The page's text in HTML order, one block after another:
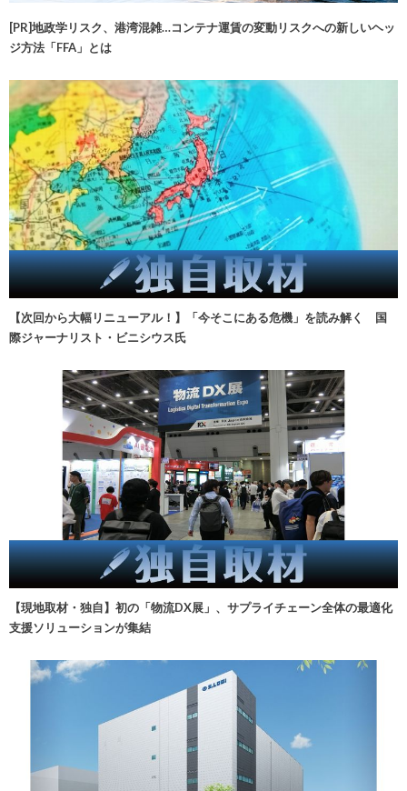
[PR]地政学リスク、港湾混雑…コンテナ運賃の変動リスクへの新しいヘッ
ジ方法「FFA」とは
【次回から大幅リニューアル！】「今そこにある危機」を読み解く 国
際ジャーナリスト・ビニシウス氏
【現地取材・独自】初の「物流DX展」、サプライチェーン全体の最適化
支援ソリューションが集結